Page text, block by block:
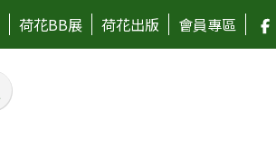
荷花BB展 荷花出版 會員專區